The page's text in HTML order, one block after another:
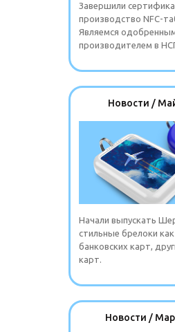
Завершили
производство NFC-
Являемся
производителем в
Новости /
Начали выпускать
стильные брелоки
банковских карт,
карт.
Новости /